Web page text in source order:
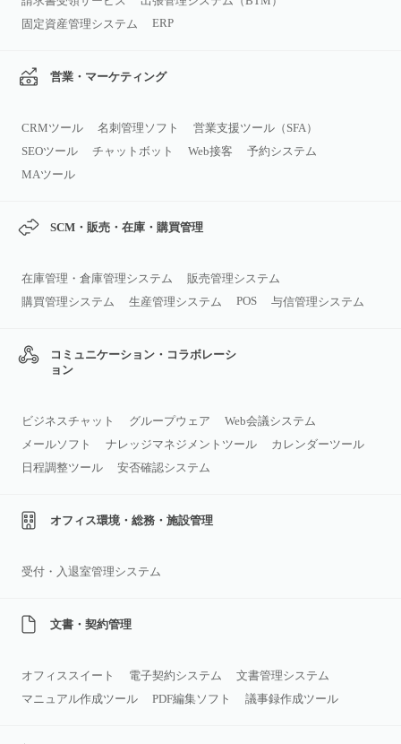
固定資産管理システム
ERP
営業・マーケティング
CRMツール 名刺管理ソフト
営業支援ツール（SFA）
SEOツール
チャットボット Web接客
予約システム
MAツール
SCM・販売・在庫・購買管理
在庫管理・倉庫管理システム
販売管理システム
購買管理システム
生産管理システム POS 与信管理システム
コミュニケーション・コラボレーシ
ョン
ビジネスチャット グループウェア
Web会議システム
メールソフト
ナレッジマネジメントツール
カレンダーツール
日程調整ツール
安否確認システム
オフィス環境・総務・施設管理
受付・入退室管理システム
文書・契約管理
オフィススイート 電子契約システム
文書管理システム
マニュアル作成ツール
PDF編集ソフト 議事録作成ツール